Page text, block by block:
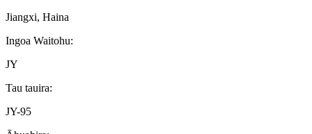
Jiangxi, Haina
Ingoa Waitohu:
JY
Tau tauira:
JY-95